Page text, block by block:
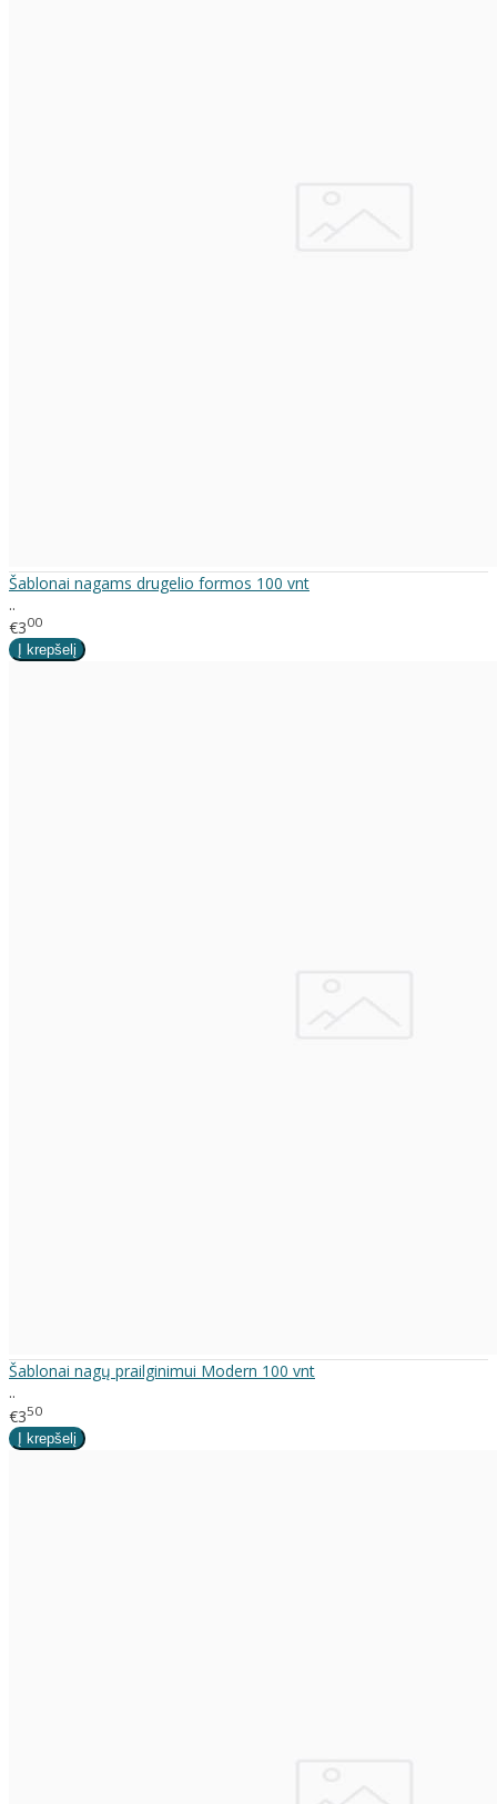
Šablonai nagams drugelio formos 100 vnt
..
€300
Šablonai nagų prailginimui Modern 100 vnt
..
€350